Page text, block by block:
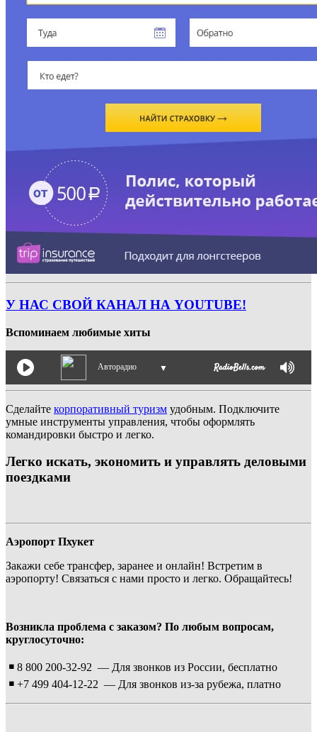
У НАС СВОЙ КАНАЛ НА YOUTUBE!
Вспоминаем любимые хиты
Авторадио ▼
Сделайте корпоративный туризм удобным. Подключите
умные инструменты управления, чтобы оформлять
командировки быстро и легко.
Легко искать, экономить и управлять деловыми
поездками
Аэропорт Пхукет
Закажи себе трансфер, заранее и онлайн! Встретим в
аэропорту! Связаться с нами просто и легко. Обращайтесь!
Возникла проблема с заказом? По любым вопросам,
круглосуточно:
￭ 8 800 200-32-92 — Для звонков из России, бесплатно
￭ +7 499 404-12-22 — Для звонков из-за рубежа, платно